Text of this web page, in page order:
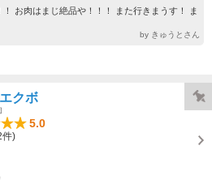
お肉はまじ絶品や！！！ また行きまうす！ ま
by きゅうとさん
クボ
5.0
件)